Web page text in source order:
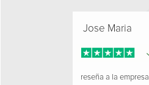
Jose Maria
reseña a la empresa